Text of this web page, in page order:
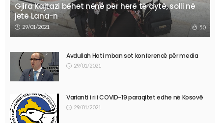
Gjira Kajtazi bëhet nënë për herë të dytë, solli në
jetë Lana-n
29/01/2021 50
Avdullah Hoti mban sot konferencë për media
29/01/2021
Varianti i ri i COVID-19 paraqitet edhe në Kosovë
29/01/2021